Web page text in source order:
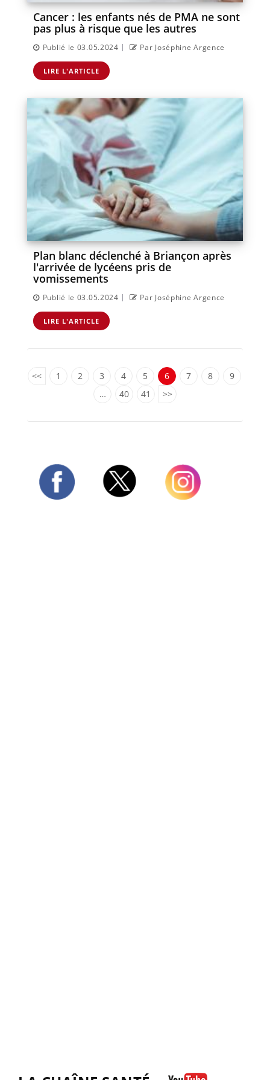
Cancer : les enfants nés de PMA ne sont
pas plus à risque que les autres
Publié le 03.05.2024 | Par Joséphine Argence
LIRE L'ARTICLE
Plan blanc déclenché à Briançon après
l'arrivée de lycéens pris de
vomissements
Publié le 03.05.2024 | Par Joséphine Argence
LIRE L'ARTICLE
<< 1 2 3 4 5 6 7 8
9
…
40 41 >>